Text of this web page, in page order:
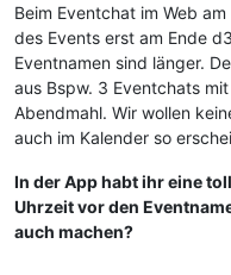
Beim Eventchat im Web
des Events erst am Ende
Eventnamen sind länger.
aus Bspw. 3 Eventchats
Abendmahl. Wir wollen
auch im Kalender so
In der App habt ihr eine
Uhrzeit vor den
auch machen?